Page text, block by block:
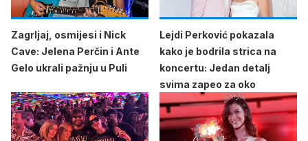
Zagrljaj, osmijesi i Nick
Cave: Jelena Perčin i Ante
Gelo ukrali pažnju u Puli
Lejdi Perković pokazala
kako je bodrila strica na
koncertu: Jedan detalj
svima zapeo za oko